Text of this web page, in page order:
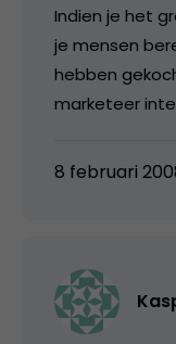
Indien je het
je mensen
hebben
marketeer
8 februari